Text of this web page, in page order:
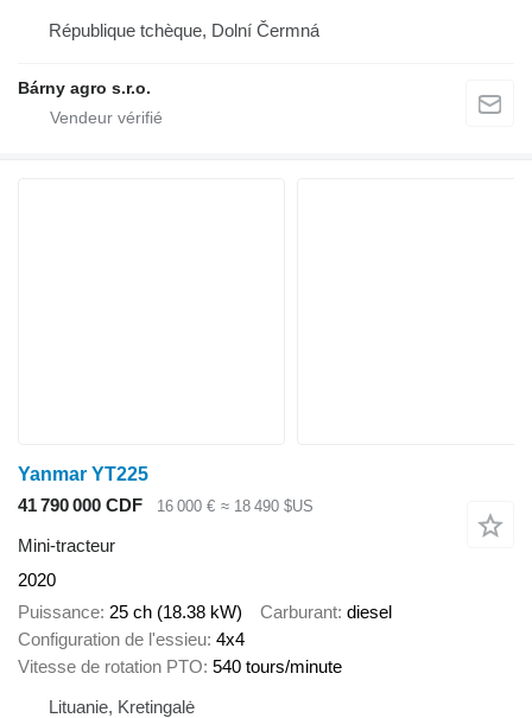
République tchèque, Dolní Čermná
Bárny agro s.r.o.
Yanmar YT225
41 790 000 CDF
16 000 € ≈ 18 490 $US
Mini-tracteur
2020
Puissance 25 ch (18.38 kW) Carburant diesel
Configuration de l'essieu 4x4
Vitesse de rotation PTO 540 tours/minute
Lituanie, Kretingalė